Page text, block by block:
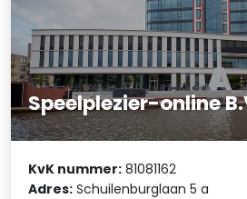
Speelplezier-online
KvK nummer: 81081162
Adres: Schuilenburglaan 5 a